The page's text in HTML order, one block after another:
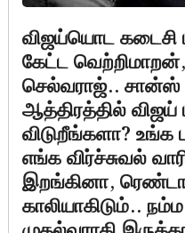
விஜய்யொட
கேட்ட
செல்வராஜ்.. சான்ஸ்
ஆத்திரத்தில்
விடுறீங்களா? உங்க
எங்க விர்ச்சுவல்
இறங்கினா,
காலியாகிடும்..